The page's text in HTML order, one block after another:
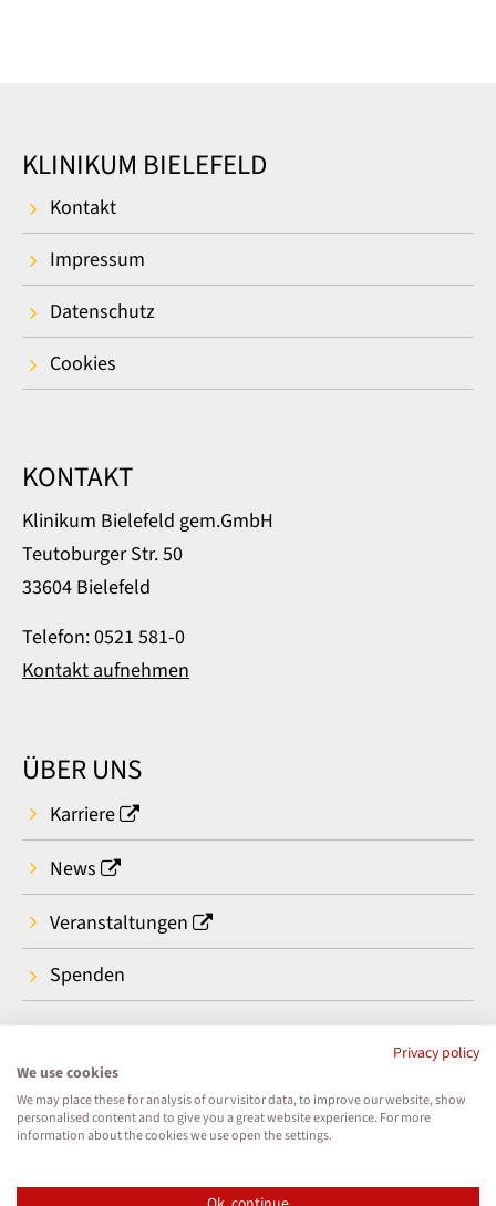
KLINIKUM BIELEFELD
Kontakt
Impressum
Datenschutz
Cookies
KONTAKT
Klinikum Bielefeld gem.GmbH
Teutoburger Str. 50
33604 Bielefeld
Telefon: 0521 581-0
Kontakt aufnehmen
ÜBER UNS
Karriere
News
Veranstaltungen
Spenden
Privacy policy
We use cookies
We may place these for analysis of our visitor data, to improve our website, show
personalised content and to give you a great website experience. For more
information about the cookies we use open the settings.